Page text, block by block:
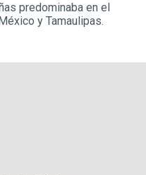
predominaba en el
y Tamaulipas.